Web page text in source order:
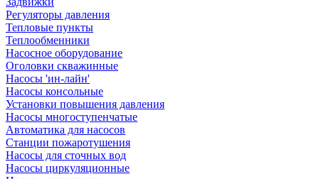
Регуляторы давления
Тепловые пункты
Теплообменники
Насосное оборудование
Оголовки скважинные
Насосы 'ин-лайн'
Насосы консольные
Установки повышения давления
Насосы многоступенчатые
Автоматика для насосов
Станции пожаротушения
Насосы для сточных вод
Насосы циркуляционные